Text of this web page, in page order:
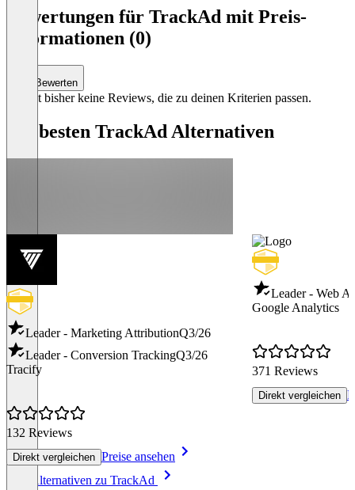
Bewertungen für TrackAd mit Preis-
Informationen (0)
Bewerten
Es gibt bisher keine Reviews, die zu deinen Kriterien passen.
Die besten TrackAd Alternativen
Leader - Marketing AttributionQ3/26
Leader - Conversion TrackingQ3/26
Tracify
132 Reviews
Direkt vergleichen Preise ansehen
Leader - Web
Google Analytics
371 Reviews
Direkt vergleichen
Alle Alternativen zu TrackAd